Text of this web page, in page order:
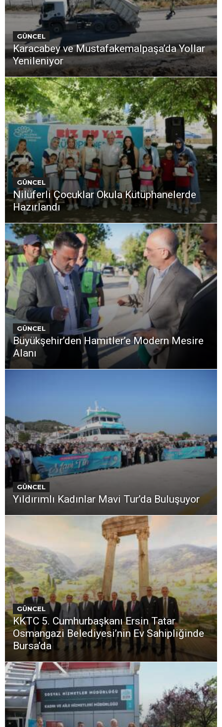
GÜNCEL
Karacabey ve Mustafakemalpaşa’da Yollar
Yenileniyor
GÜNCEL
Nilüferli Çocuklar Okula Kütüphanelerde
Hazırlandı
GÜNCEL
Büyükşehir’den Hamitler’e Modern Mesire
Alanı
GÜNCEL
Yıldırımlı Kadınlar Mavi Tur’da Buluşuyor
GÜNCEL
KKTC 5. Cumhurbaşkanı Ersin Tatar
Osmangazi Belediyesi’nin Ev Sahipliğinde
Bursa’da